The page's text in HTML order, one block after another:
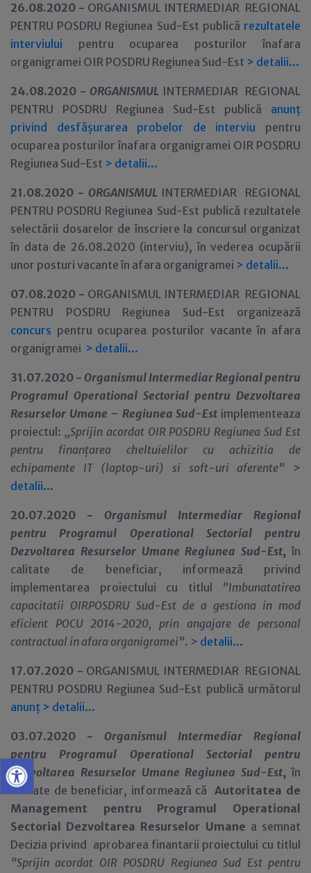
26.08.2020 - ORGANISMUL INTERMEDIAR REGIONAL
PENTRU POSDRU Regiunea Sud-Est publică rezultatele
interviului pentru ocuparea posturilor înafara
organigramei OIR POSDRU Regiunea Sud-Est > detalii...
24.08.2020 - ORGANISMUL INTERMEDIAR REGIONAL
PENTRU POSDRU Regiunea Sud-Est publică anunț
privind desfășurarea probelor de interviu pentru
ocuparea posturilor înafara organigramei OIR POSDRU
Regiunea Sud-Est > detalii...
21.08.2020 - ORGANISMUL INTERMEDIAR REGIONAL
PENTRU POSDRU Regiunea Sud-Est publică rezultatele
selectării dosarelor de înscriere la concursul organizat
în data de 26.08.2020 (interviu), în vederea ocupării
unor posturi vacante în afara organigramei > detalii...
07.08.2020 - ORGANISMUL INTERMEDIAR REGIONAL
PENTRU POSDRU Regiunea Sud-Est organizează
concurs pentru ocuparea posturilor vacante în afara
organigramei > detalii...
31.07.2020 - Organismul Intermediar Regional pentru
Programul Operational Sectorial pentru Dezvoltarea
Resurselor Umane – Regiunea Sud-Est implementeaza
proiectul: ,,Sprijin acordat OIR POSDRU Regiunea Sud Est
pentru finanțarea cheltuielilor cu achizitia de
echipamente IT (laptop-uri) si soft-uri aferente” >
detalii...
20.07.2020 - Organismul Intermediar Regional
pentru Programul Operational Sectorial pentru
Dezvoltarea Resurselor Umane Regiunea Sud-Est, în
calitate de beneficiar,
informează privind
implementarea proiectului cu titlul ”Imbunatatirea
capacitatii OIRPOSDRU Sud-Est de a gestiona in mod
eficient POCU 2014-2020, prin angajare de personal
contractual in afara organigramei”. > detalii...
17.07.2020 - ORGANISMUL INTERMEDIAR REGIONAL
PENTRU POSDRU Regiunea Sud-Est publică următorul
anunț > detalii...
03.07.2020 - Organismul Intermediar Regional
pentru Programul Operational Sectorial pentru
Dezvoltarea Resurselor Umane Regiunea Sud-Est, în
calitate de beneficiar, informează că Autoritatea de
Management pentru Programul Operational
Sectorial Dezvoltarea Resurselor Umane a semnat
Decizia privind aprobarea finantarii proiectului cu titlul
”Sprijin acordat OIR POSDRU Regiunea Sud Est pentru